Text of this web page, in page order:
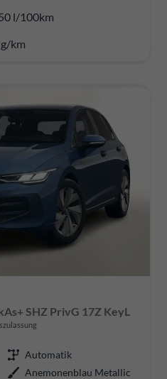
l/100km
km
SHZ PrivG 17Z KeyL
Automatik
Anemonenblau Metallic